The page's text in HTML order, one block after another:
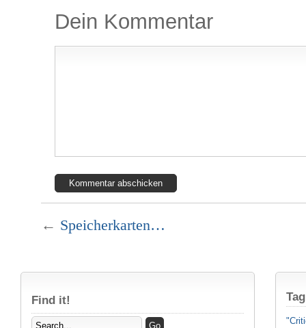
Dein Kommentar
← Speicherkarten…
Find it!